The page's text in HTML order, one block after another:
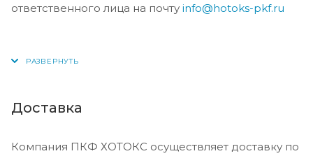
ответственного лица на почту info@hotoks-pkf.ru
Доставка
Компания ПКФ ХОТОКС осуществляет доставку по